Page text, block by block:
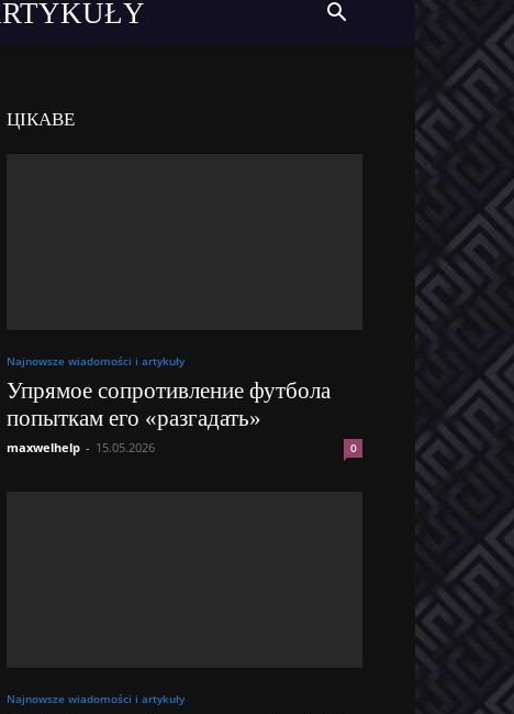
ЦІКАВЕ
Najnowsze wiadomości i artykuły
Упрямое сопротивление футбола
попыткам его «разгадать»
maxwelhelp - 15.05.2026 0
Najnowsze wiadomości i artykuły